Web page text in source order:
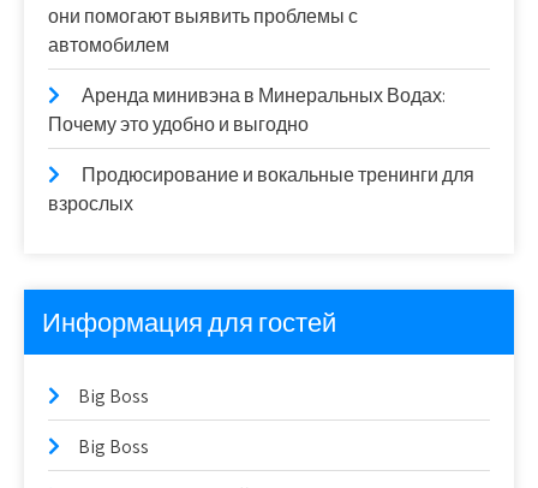
они помогают выявить проблемы с
автомобилем
Аренда минивэна в Минеральных Водах:
Почему это удобно и выгодно
Продюсирование и вокальные тренинги для
взрослых
Информация для гостей
Big Boss
Big Boss